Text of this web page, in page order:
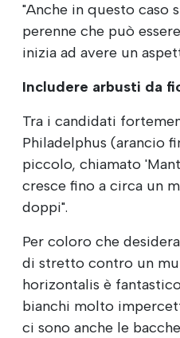
"Anche in questo caso
perenne che può
inizia ad avere un
Includere arbusti da
Tra i candidati
Philadelphus (arancio
piccolo, chiamato
cresce fino a circa un
doppi".
Per coloro che
di stretto contro un
horizontalis è
bianchi molto
ci sono anche le